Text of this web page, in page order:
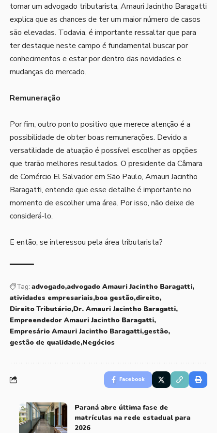
tornar um advogado tributarista, Amauri Jacintho Baragatti
explica que as chances de ter um maior número de casos
são elevadas. Todavia, é importante ressaltar que para
ter destaque neste campo é fundamental buscar por
conhecimentos e estar por dentro das novidades e
mudanças do mercado.
Remuneração
Por fim, outro ponto positivo que merece atenção é a
possibilidade de obter boas remunerações. Devido a
versatilidade de atuação é possível escolher as opções
que trarão melhores resultados. O presidente da Câmara
de Comércio El Salvador em São Paulo, Amauri Jacintho
Baragatti, entende que esse detalhe é importante no
momento de escolher uma área. Por isso, não deixe de
considerá-lo.
E então, se interessou pela área tributarista?
Tag: advogado advogado Amauri Jacintho Baragatti
atividades empresariais boa gestão direito
Direito Tributário Dr. Amauri Jacintho Baragatti
Empreendedor Amauri Jacintho Baragatti
Empresário Amauri Jacintho Baragatti gestão
gestão de qualidade Negócios
Facebook
Paraná abre última fase de
matrículas na rede estadual para
2026